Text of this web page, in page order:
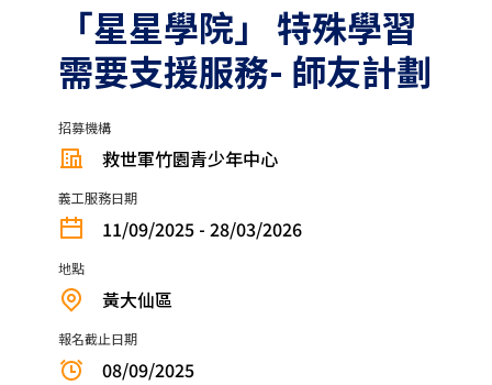
「星星學院」 特殊學習
需要支援服務- 師友計劃
招募機構
救世軍竹園青少年中心
義工服務日期
11/09/2025 - 28/03/2026
地點
黃大仙區
報名截止日期
08/09/2025